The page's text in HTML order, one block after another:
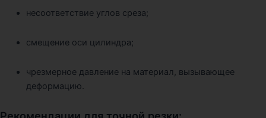
несоответствие углов среза;
смещение оси цилиндра;
чрезмерное давление на материал, вызывающее
деформацию.